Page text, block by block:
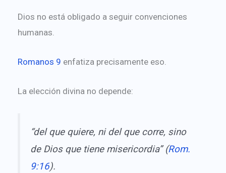
Dios no está obligado a seguir convenciones
humanas.
Romanos 9 enfatiza precisamente eso.
La elección divina no depende:
“del que quiere, ni del que corre, sino
de Dios que tiene misericordia” (Rom.
9:16).